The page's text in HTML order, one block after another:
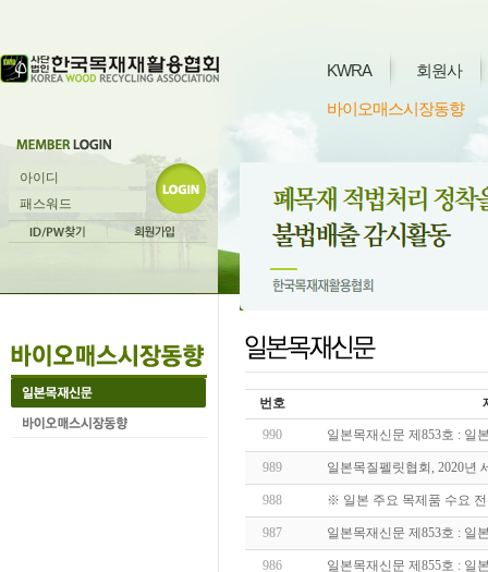
KWRA 회원사
바이오매스시장동향
번호
990 일본목재신문 제853호 : 일
989 일본목질펠릿협회, 2020년
988 ※ 일본 주요 목제품 수요 전
987 일본목재신문 제853호 : 일
986 일본목재신문 제855호 : 일